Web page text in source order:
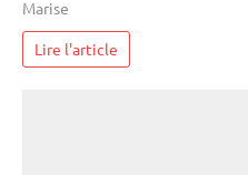
Marise
Lire l'article